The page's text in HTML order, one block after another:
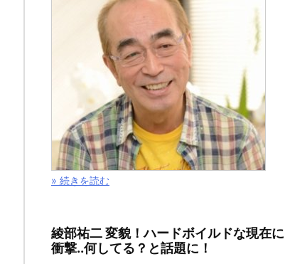
の
ネ
タ
バ
レ
ら
す
» 続きを読む
綾部祐二 変貌！ハードボイルドな現在に
衝撃..何してる？と話題に！